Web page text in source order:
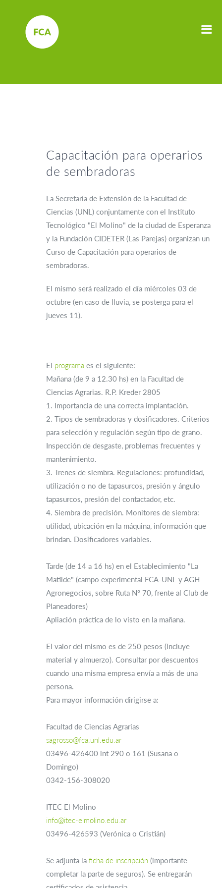
Capacitación para operarios
de sembradoras
La Secretaría de Extensión de la Facultad de
Ciencias (UNL) conjuntamente con el Instituto
Tecnológico "El Molino" de la ciudad de Esperanza
y la Fundación CIDETER (Las Parejas) organizan un
Curso de Capacitación para operarios de
sembradoras.
El mismo será realizado el día miércoles 03 de
octubre (en caso de lluvia, se posterga para el
jueves 11).
El programa es el siguiente:
Mañana (de 9 a 12.30 hs) en la Facultad de
Ciencias Agrarias. R.P. Kreder 2805
1. Importancia de una correcta implantación.
2. Tipos de sembradoras y dosificadores. Criterios
para selección y regulación según tipo de grano.
Inspección de desgaste, problemas frecuentes y
mantenimiento.
3. Trenes de siembra. Regulaciones: profundidad,
utilización o no de tapasurcos, presión y ángulo
tapasurcos, presión del contactador, etc.
4. Siembra de precisión. Monitores de siembra:
utilidad, ubicación en la máquina, información que
brindan. Dosificadores variables.
Tarde (de 14 a 16 hs) en el Establecimiento "La
Matilde" (campo experimental FCA-UNL y AGH
Agronegocios, sobre Ruta Nº 70, frente al Club de
Planeadores)
Apliación práctica de lo visto en la mañana.
El valor del mismo es de 250 pesos (incluye
material y almuerzo). Consultar por descuentos
cuando una misma empresa envía a más de una
persona.
Para mayor información dirigirse a:
Facultad de Ciencias Agrarias
sagrosso@fca.unl.edu.ar
03496-426400 int 290 o 161 (Susana o
Domingo)
0342-156-308020
ITEC El Molino
info@itec-elmolino.edu.ar
03496-426593 (Verónica o Cristián)
Se adjunta la ficha de inscripción (importante
completar la parte de seguros). Se entregarán